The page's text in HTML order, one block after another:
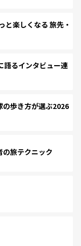
楽しくなる 旅先・
語るインタビュー連
の歩き方が選ぶ2026
の旅テクニック